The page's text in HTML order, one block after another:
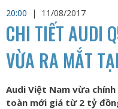
20:00
| 11/08/2017
CHI TIẾT AUDI
VỪA RA MẮT
Audi Việt Nam vừa
toàn mới giá từ 2 tỷ